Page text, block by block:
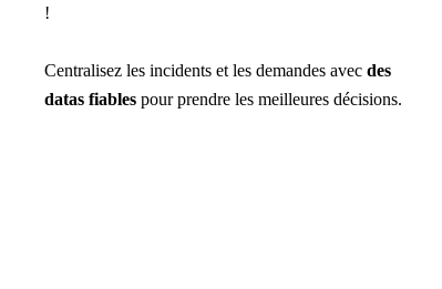
!
Centralisez les incidents et les demandes avec des
datas fiables pour prendre les meilleures décisions.